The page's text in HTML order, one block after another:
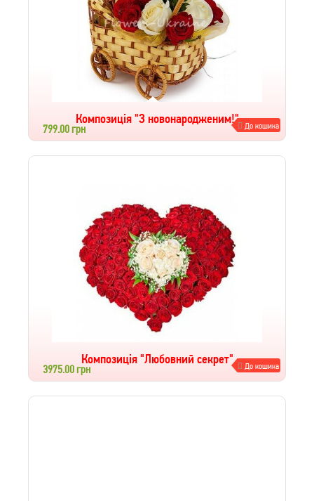
Композиція "З новонародженим!"
799.00 грн До кошика
Композиція "Любовний секрет"
3975.00 грн До кошика